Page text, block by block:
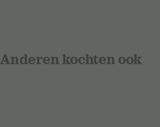
Anderen kochten ook